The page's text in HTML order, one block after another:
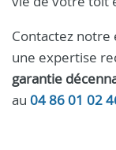
Contactez
une expertise
garantie
au 04 86 01 02